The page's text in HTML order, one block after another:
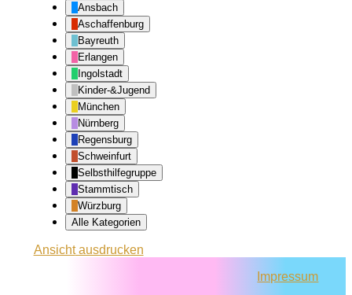
Ansbach
Aschaffenburg
Bayreuth
Erlangen
Ingolstadt
Kinder-&Jugend
München
Nürnberg
Regensburg
Schweinfurt
Selbsthilfegruppe
Stammtisch
Würzburg
Alle Kategorien
Ansichtausdrucken
Impressum